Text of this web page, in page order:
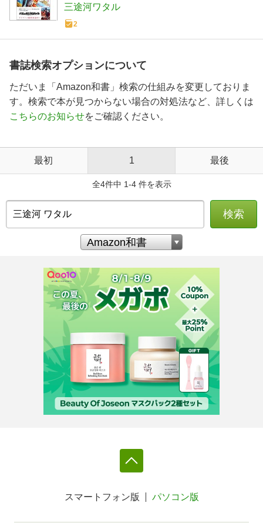
ットプレイスセット]
三途河ワタル
2
書誌検索オプションについて
ただいま「Amazon和書」検索の仕組みを変更しておりま
す。検索で本が見つからない場合の対処法など、詳しくは
こちらのお知らせをご確認ください。
最初 1 最後
全4件中 1-4 件を表示
検索
スマートフォン版 パソコン版